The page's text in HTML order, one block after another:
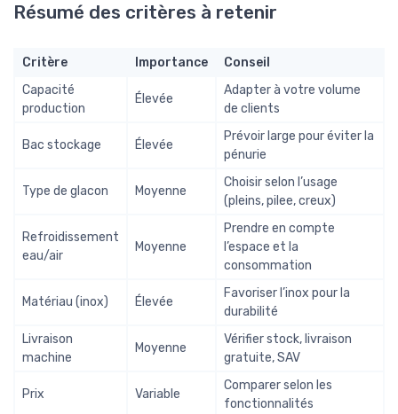
Résumé des critères à retenir
Critère Importance
Conseil
Capacité
production
Élevée
Adapter à votre volume
de clients
Bac stockage Élevée
Prévoir large pour éviter la
pénurie
Type de glacon Moyenne
Choisir selon l’usage
(pleins, pilee, creux)
Refroidissement
eau/air
Moyenne
Prendre en compte
l’espace et la
consommation
Matériau (inox) Élevée
Favoriser l’inox pour la
durabilité
Livraison
machine
Moyenne
Vérifier stock, livraison
gratuite, SAV
Prix Variable
Comparer selon les
fonctionnalités